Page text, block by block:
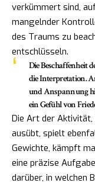
verkümmert sind,
mangelnder
des Traums zu
entschlüsseln.
Die Beschaffenheit
die Interpretation.
und Anspannung
ein Gefühl von
Die Art der Aktivität,
ausübt, spielt
Gewichte, kämpft
eine präzise
darüber, in welchen